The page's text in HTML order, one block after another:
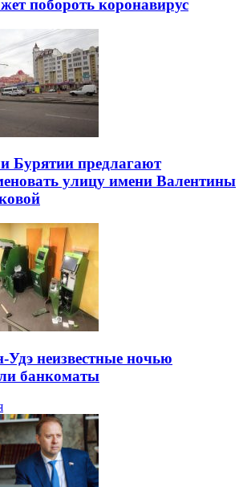
побороть коронавирус
Бурятии предлагают
улицу имени Валентины
Удэ неизвестные ночью
банкоматы